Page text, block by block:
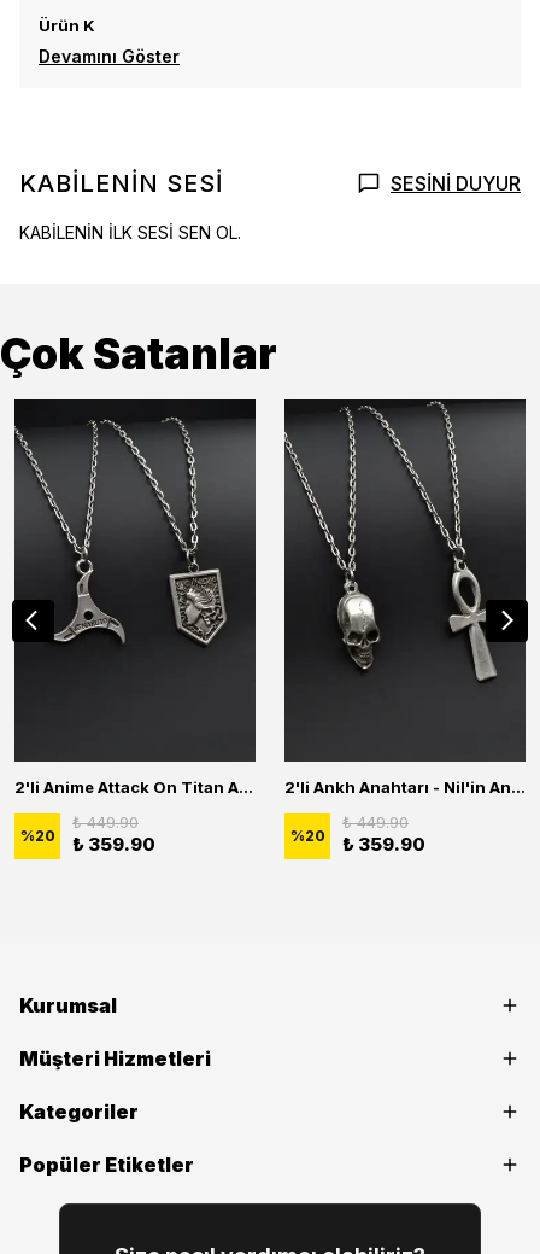
Ürün K
Devamını Göster
KABİLENİN SESİ SESİNİ DUYUR
KABİLENİN İLK SESİ SEN OL.
Çok Satanlar
2'li Anime Attack On Titan Acrylic Maria Anime Naruto Erkek Kadın Kolye Seti
%20
₺ 449.90
₺ 359.90
2'li Ankh Anahtarı - Nil'in Anahtarı - Kuru Kafa Erkek Kadın Kolye Seti
%20
₺ 449.90
₺ 359.90
Kurumsal
Müşteri Hizmetleri
Kategoriler
Popüler Etiketler